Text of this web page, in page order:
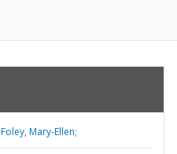
Foley, Mary-Ellen;